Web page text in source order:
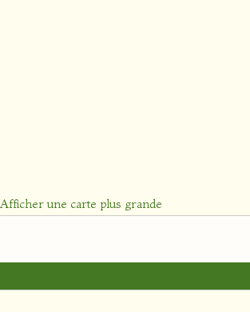
Afficher une carte plus grande